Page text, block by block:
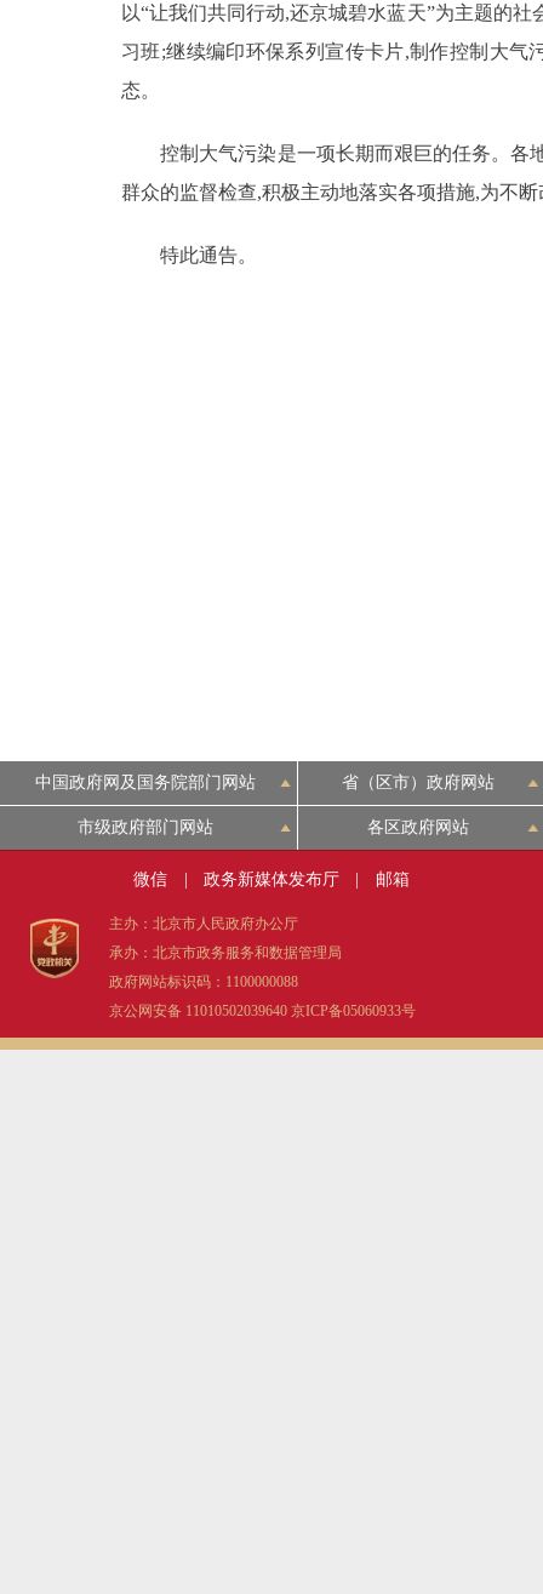
以“让我们共同行动,还京城碧水蓝天”为主题的
习班;继续编印环保系列宣传卡片,制作控制大气
态。
控制大气污染是一项长期而艰巨的任务。各
群众的监督检查,积极主动地落实各项措施,为不
特此通告。
中国政府网及国务院部门网站 省（区市）政府网站
市级政府部门网站 各区政府网站
微信 政务新媒体发布厅 邮箱
主办：北京市人民政府办公厅
承办：北京市政务服务和数据管理局
政府网站标识码：1100000088
京公网安备 11010502039640 京ICP备05060933号